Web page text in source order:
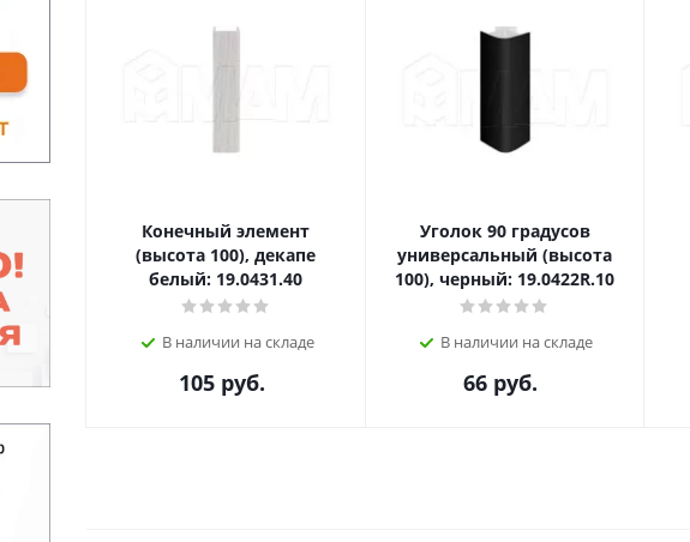
Конечный элемент
(высота 100), декапе
белый: 19.0431.40
В наличии на складе
105руб.
Уголок 90 градусов
универсальный (высота
100), черный: 19.0422R.10
В наличии на складе
66 руб.